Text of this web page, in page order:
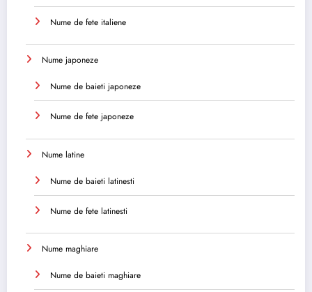
Nume de fete italiene
Nume japoneze
Nume de baieti japoneze
Nume de fete japoneze
Nume latine
Nume de baieti latinesti
Nume de fete latinesti
Nume maghiare
Nume de baieti maghiare